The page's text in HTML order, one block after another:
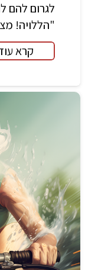
לגרום להם
"הללויה!
קרא